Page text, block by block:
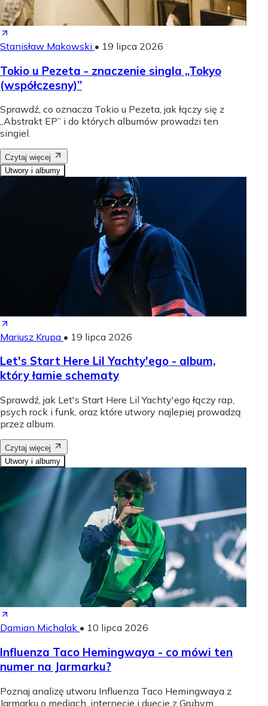
Stanisław Makowski • 19 lipca 2026
Tokio u Pezeta - znaczenie singla „Tokyo
(współczesny)”
Sprawdź, co oznacza Tokio u Pezeta, jak łączy się z
„Abstrakt EP” i do których albumów prowadzi ten
singiel.
Czytaj więcej
Utwory i albumy
Mariusz Krupa • 19 lipca 2026
Let's Start Here Lil Yachty'ego - album,
który łamie schematy
Sprawdź, jak Let's Start Here Lil Yachty'ego łączy rap,
psych rock i funk, oraz które utwory najlepiej prowadzą
przez album.
Czytaj więcej
Utwory i albumy
Damian Michalak • 10 lipca 2026
Influenza Taco Hemingwaya - co mówi ten
numer na Jarmarku?
Poznaj analizę utworu Influenza Taco Hemingwaya z
Jarmarku o mediach, internecie i duecie z Grubym